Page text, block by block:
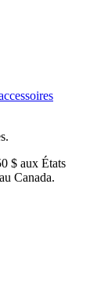
$ aux États
Canada.